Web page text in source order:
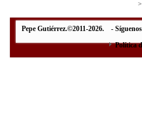
Pepe Gutiérrez.©2011-2026. -
Política